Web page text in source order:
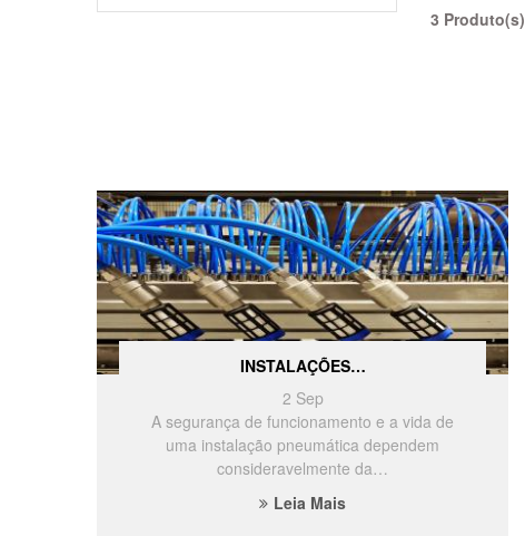
3 Produto(s)
INSTALAÇÕES…
2 Sep
A segurança de funcionamento e a vida de
uma instalação pneumática dependem
consideravelmente da…
Leia Mais